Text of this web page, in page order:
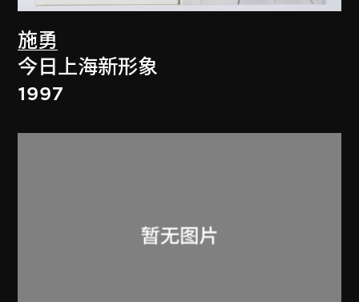
施勇
今日上海新形象
1997